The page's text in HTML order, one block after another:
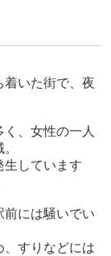
着いた街で、夜
、女性の一人
生しています
前には騒いでい
、すりなどには